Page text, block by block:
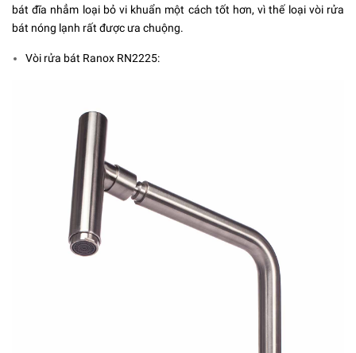
bát đĩa nhẳm loại bỏ vi khuẩn một cách tốt hơn, vì thế loại vòi rửa
bát nóng lạnh rất được ưa chuộng.
Vòi rửa bát Ranox RN2225: